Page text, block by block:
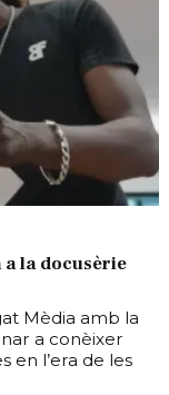
la docusèrie
Mèdia amb la
a conèixer
en l’era de les